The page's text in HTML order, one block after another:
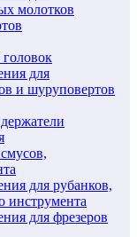
молотков
для
и шуруповертов
для рубанков,
инструмента
для фрезеров